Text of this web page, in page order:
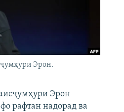
Эрон.
Эрон
рафтан надорад ва